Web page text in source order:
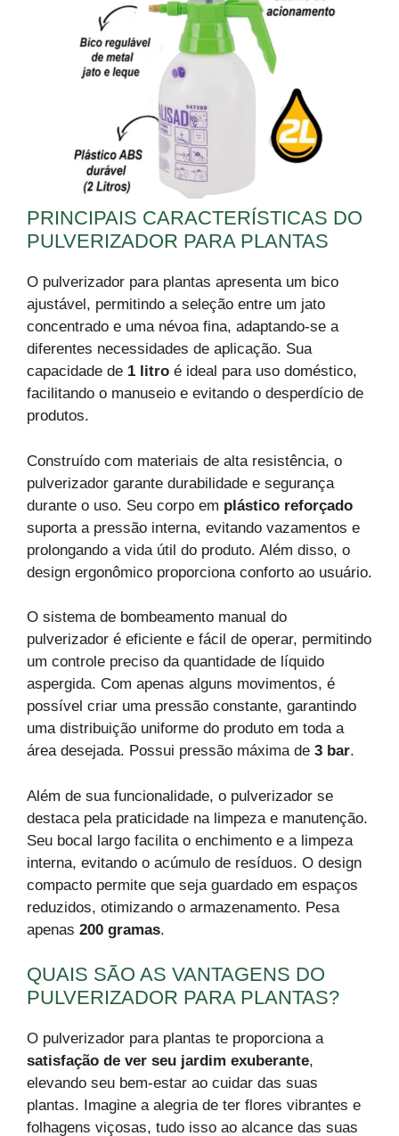
PRINCIPAIS CARACTERÍSTICAS DO
PULVERIZADOR PARA PLANTAS
O pulverizador para plantas apresenta um bico
ajustável, permitindo a seleção entre um jato
concentrado e uma névoa fina, adaptando-se a
diferentes necessidades de aplicação. Sua
capacidade de 1 litro é ideal para uso doméstico,
facilitando o manuseio e evitando o desperdício de
produtos.
Construído com materiais de alta resistência, o
pulverizador garante durabilidade e segurança
durante o uso. Seu corpo em plástico reforçado
suporta a pressão interna, evitando vazamentos e
prolongando a vida útil do produto. Além disso, o
design ergonômico proporciona conforto ao usuário.
O sistema de bombeamento manual do
pulverizador é eficiente e fácil de operar, permitindo
um controle preciso da quantidade de líquido
aspergida. Com apenas alguns movimentos, é
possível criar uma pressão constante, garantindo
uma distribuição uniforme do produto em toda a
área desejada. Possui pressão máxima de 3 bar.
Além de sua funcionalidade, o pulverizador se
destaca pela praticidade na limpeza e manutenção.
Seu bocal largo facilita o enchimento e a limpeza
interna, evitando o acúmulo de resíduos. O design
compacto permite que seja guardado em espaços
reduzidos, otimizando o armazenamento. Pesa
apenas 200 gramas.
QUAIS SÃO AS VANTAGENS DO
PULVERIZADOR PARA PLANTAS?
O pulverizador para plantas te proporciona a
satisfação de ver seu jardim exuberante,
elevando seu bem-estar ao cuidar das suas
plantas. Imagine a alegria de ter flores vibrantes e
folhagens viçosas, tudo isso ao alcance das suas